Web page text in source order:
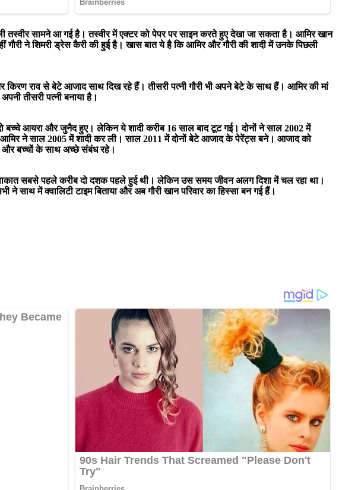
तस्वीर सामने आ गई है। तस्वीर में एक्टर को पेपर पर साइन करते हुए देखा जा सकता है। आमिर खान
ने शिमरी ड्रेस कैरी की हुई है। खास बात ये है कि आमिर और गौरी की शादी में उनके पिछली
राव से बेटे आजाद साथ दिख रहे हैं। तीसरी पत्नी गौरी भी अपने बेटे के साथ हैं। आमिर की मां
तीसरी पत्नी बनाया है।
बच्चे आयरा और जुनैद हुए। लेकिन ये शादी करीब 16 साल बाद टूट गई। दोनों ने साल 2002 में
ने साल 2005 में शादी कर ली। साल 2011 में दोनों बेटे आजाद के पेरेंट्स बने। आजाद को
और बच्चों के साथ अच्छे संबंध रहे।
सबसे पहले करीब दो दशक पहले हुई थी। लेकिन उस समय जीवन अलग दिशा में चल रहा था।
में क्वालिटी टाइम बिताया और अब गौरी खान परिवार का हिस्सा बन गई हैं।